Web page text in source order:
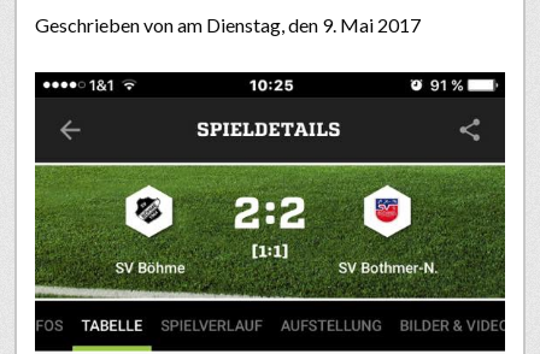
Geschrieben vonam Dienstag, den 9. Mai 2017